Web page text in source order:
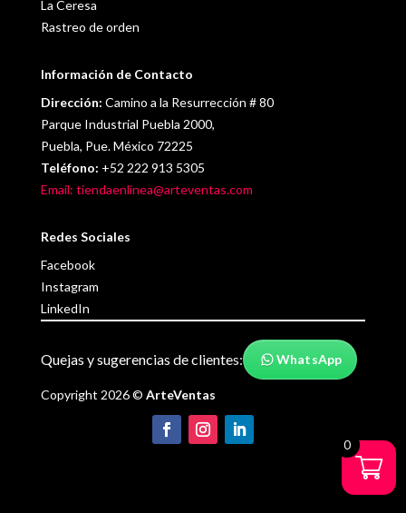
La Ceresa
Rastreo de orden
Información de Contacto
Dirección: Camino a la Resurrección # 80
Parque Industrial Puebla 2000,
Puebla, Pue. México 72225
Teléfono: +52 222 913 5305
Email: tiendaenlinea@arteventas.com
Redes Sociales
Facebook
Instagram
LinkedIn
Quejas y sugerencias de clientes: WhatsApp
Copyright 2026 © ArteVentas
0